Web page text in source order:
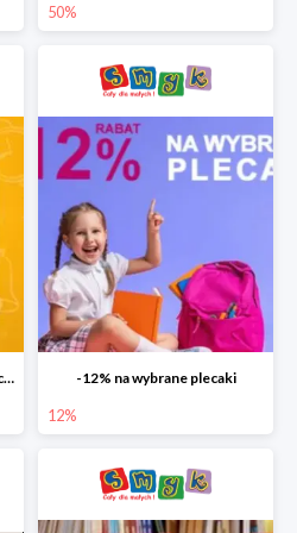
50%
Wyprzedaż artykułów szkolnych w Smyku do -80% -12% na wybrane plecaki
12%